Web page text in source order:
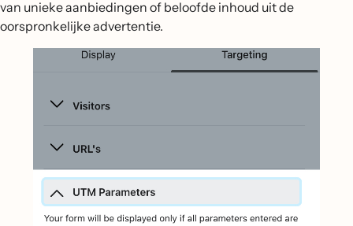
van unieke aanbiedingen of beloofde inhoud uit de
oorspronkelijke advertentie.